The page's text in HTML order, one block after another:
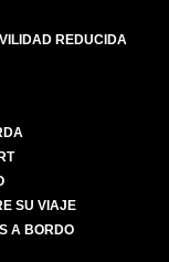
REDUCIDA
SU VIAJE
A BORDO